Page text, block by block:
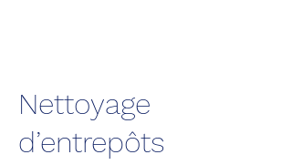
Nettoyage
d’entrepôts